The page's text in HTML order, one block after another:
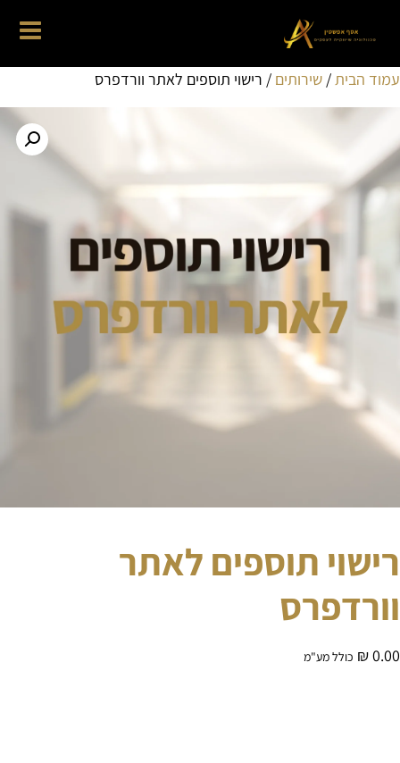
עמוד הבית/ שירותים / רישוי תוספים לאתר וורדפרס
רישוי תוספים לאתר
וורדפרס
₪0.00 כולל מע"מ